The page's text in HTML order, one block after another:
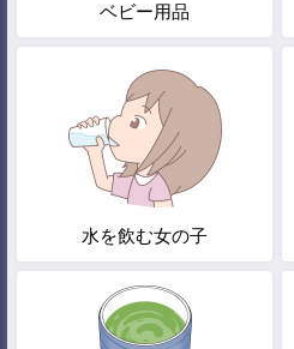
ベビー用品
水を飲む女の子